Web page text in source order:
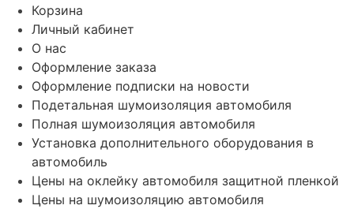
Корзина
Личный кабинет
О нас
Оформление заказа
Оформление подписки на новости
Подетальная шумоизоляция автомобиля
Полная шумоизоляция автомобиля
Установка дополнительного оборудования в
автомобиль
Цены на оклейку автомобиля защитной пленкой
Цены на шумоизоляцию автомобиля